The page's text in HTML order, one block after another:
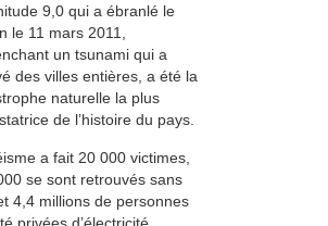
9,0 qui a ébranlé le
le 11 mars 2011,
un tsunami qui a
des villes entières, a été la
naturelle la plus
de l’histoire du pays.
a fait 20 000 victimes,
se sont retrouvés sans
4,4 millions de personnes
privées d’électricité.